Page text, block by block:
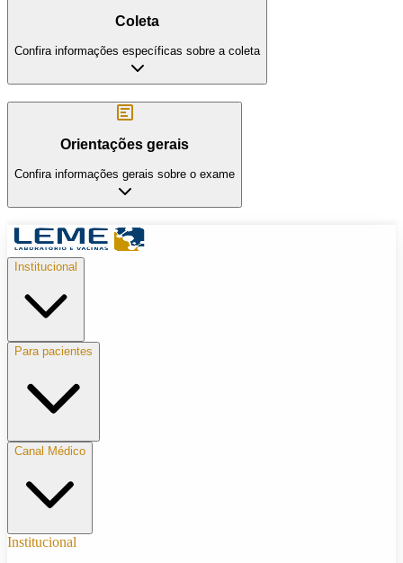
Coleta
Confira informações específicas sobre a coleta
Orientações gerais
Confira informações gerais sobre o exame
Institucional
Para pacientes
Canal Médico
Institucional